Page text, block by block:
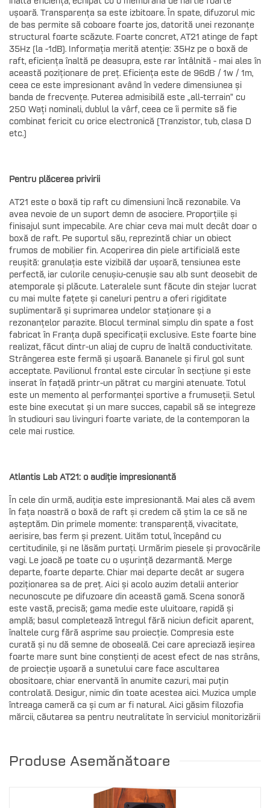
ușoară. Transparența sa este izbitoare. În spate, difuzorul mic
de bas permite să coboare foarte jos, datorită unei rezonanțe
structural foarte scăzute. Foarte concret, AT21 atinge de fapt
35Hz (la -1dB). Informația merită atenție: 35Hz pe o boxă de
raft, eficiența înaltă pe deasupra, este rar întâlnită - mai ales în
această poziționare de preț. Eficiența este de 96dB / 1w / 1m,
ceea ce este impresionant având în vedere dimensiunea și
banda de frecvențe. Puterea admisibilă este „all-terrain” cu
250 Wați nominali, dublul la vârf, ceea ce îi permite să fie
combinat fericit cu orice electronică (Tranzistor, tub, clasa D
etc.)
Pentru plăcerea privirii
AT21 este o boxă tip raft cu dimensiuni încă rezonabile. Va
avea nevoie de un suport demn de asociere. Proporțiile și
finisajul sunt impecabile. Are chiar ceva mai mult decât doar o
boxă de raft. Pe suportul său, reprezintă chiar un obiect
frumos de mobilier fin. Acoperirea din piele artificială este
reușită: granulația este vizibilă dar ușoară, tensiunea este
perfectă, iar culorile cenușiu-cenușie sau alb sunt deosebit de
atemporale și plăcute. Lateralele sunt făcute din stejar lucrat
cu mai multe fațete și caneluri pentru a oferi rigiditate
suplimentară și suprimarea undelor staționare și a
rezonanțelor parazite. Blocul terminal simplu din spate a fost
fabricat în Franța după specificații exclusive. Este foarte bine
realizat, făcut dintr-un aliaj de cupru de înaltă conductivitate.
Strângerea este fermă și ușoară. Bananele și firul gol sunt
acceptate. Pavilionul frontal este circular în secțiune și este
inserat în fațadă printr-un pătrat cu margini atenuate. Totul
este un memento al performanței sportive a frumuseții. Setul
este bine executat și un mare succes, capabil să se integreze
în studiouri sau livinguri foarte variate, de la contemporan la
cele mai rustice.
Atlantis Lab AT21: o audiție impresionantă
În cele din urmă, audiția este impresionantă. Mai ales că avem
în fața noastră o boxă de raft și credem că știm la ce să ne
așteptăm. Din primele momente: transparență, vivacitate,
aerisire, bas ferm și prezent. Uităm totul, începând cu
certitudinile, și ne lăsăm purtați. Urmărim piesele și provocările
vagi. Le joacă pe toate cu o ușurință dezarmantă. Merge
departe, foarte departe. Chiar mai departe decât ar sugera
poziționarea sa de preț. Aici și acolo auzim detalii anterior
necunoscute pe difuzoare din această gamă. Scena sonoră
este vastă, precisă; gama medie este uluitoare, rapidă și
amplă; basul completează întregul fără niciun deficit aparent,
înaltele curg fără asprime sau proiecție. Compresia este
curată și nu dă semne de oboseală. Cei care apreciază ieșirea
foarte mare sunt bine conștienți de acest efect de nas strâns,
de proiecție ușoară a sunetului care face ascultarea
obositoare, chiar enervantă în anumite cazuri, mai puțin
controlată. Desigur, nimic din toate acestea aici. Muzica umple
întreaga cameră ca și cum ar fi natural. Aici găsim filozofia
mărcii, căutarea sa pentru neutralitate în serviciul monitorizării
Produse Asemănătoare